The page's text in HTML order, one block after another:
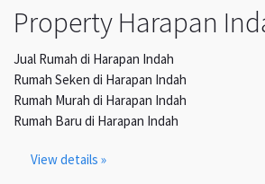
Property Harapan
Jual Rumah di Harapan Indah
Rumah Seken di Harapan Indah
Rumah Murah di Harapan Indah
Rumah Baru di Harapan Indah
View details »